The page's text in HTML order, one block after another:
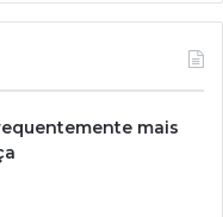
mais